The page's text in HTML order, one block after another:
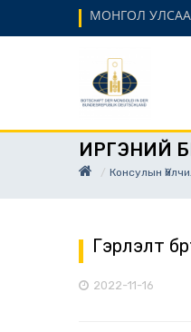
МОНГОЛ
ИРГЭНИЙ
Консулын
Гэрлэлт
2022-11-16